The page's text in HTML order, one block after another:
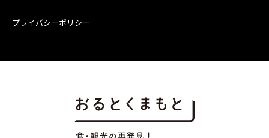
プライバシーポリシー